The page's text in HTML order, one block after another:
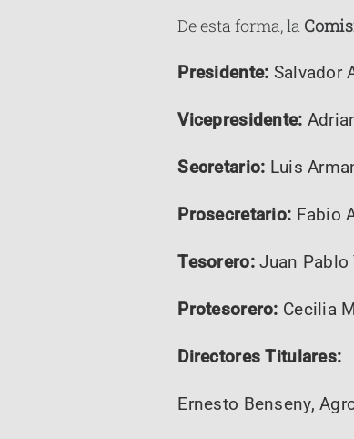
De esta forma, la
Presidente: Salvador
Vicepresidente:
Secretario: Luis
Prosecretario: Fabio
Tesorero:Juan Pablo
Protesorero: Cecilia
Directores Titulares:
Ernesto Benseny,